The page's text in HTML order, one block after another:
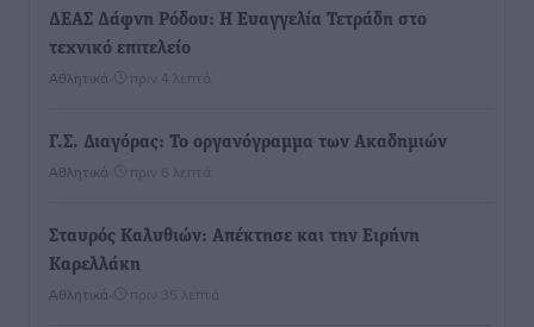
ΔΕΑΣ Δάφνη Ρόδου: Η Ευαγγελία Τετράδη στο
τεχνικό επιτελείο
Αθλητικά πριν 4 λεπτά
Γ.Σ. Διαγόρας: Το οργανόγραμμα των Ακαδημιών
Αθλητικά πριν 6 λεπτά
Σταυρός Καλυθιών: Απέκτησε και την Ειρήνη
Καρελλάκη
Αθλητικά πριν 35 λεπτά